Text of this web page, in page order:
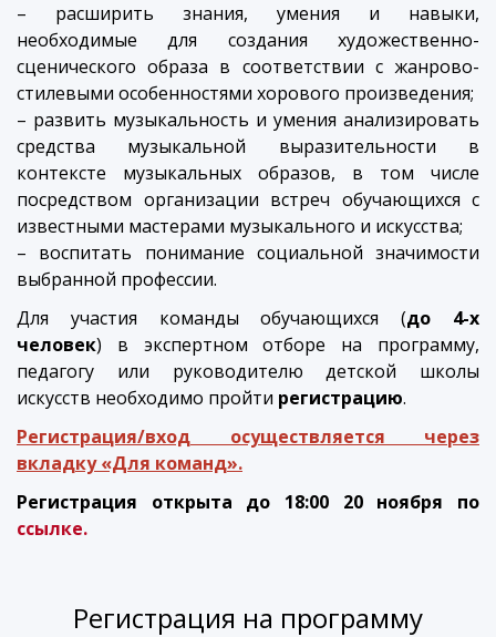
– расширить знания, умения и навыки,
необходимые для создания художественно-
сценического образа в соответствии с жанрово-
стилевыми особенностями хорового произведения;
– развить музыкальность и умения анализировать
средства музыкальной выразительности в
контексте музыкальных образов, в том числе
посредством организации встреч обучающихся с
известными мастерами музыкального и искусства;
– воспитать понимание социальной значимости
выбранной профессии.
Для участия команды обучающихся (до 4-х
человек) в экспертном отборе на программу,
педагогу или руководителю детской школы
искусств необходимо пройти регистрацию.
Регистрация/вход осуществляется через
вкладку «Для команд».
Регистрация открыта до 18:00 20 ноября по
ссылке.
Регистрация на программу